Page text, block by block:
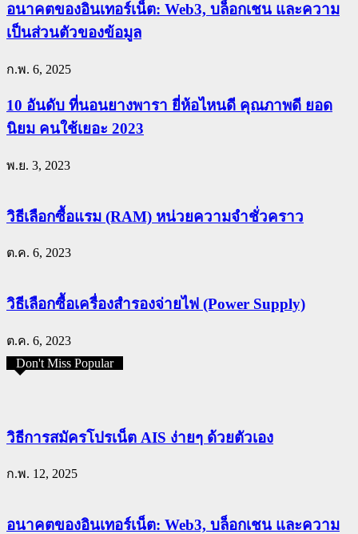
อนาคตของอินเทอร์เน็ต: Web3, บล็อกเชน และความ
เป็นส่วนตัวของข้อมูล
ก.พ. 6, 2025
10 อันดับ ที่นอนยางพารา ยี่ห้อไหนดี คุณภาพดี ยอด
นิยม คนใช้เยอะ 2023
พ.ย. 3, 2023
วิธีเลือกซื้อแรม (RAM) หน่วยความจำชั่วคราว
ต.ค. 6, 2023
วิธีเลือกซื้อเครื่องสำรองจ่ายไฟ (Power Supply)
ต.ค. 6, 2023
Don't Miss Popular
วิธีการสมัครโปรเน็ต AIS ง่ายๆ ด้วยตัวเอง
ก.พ. 12, 2025
อนาคตของอินเทอร์เน็ต: Web3, บล็อกเชน และความ